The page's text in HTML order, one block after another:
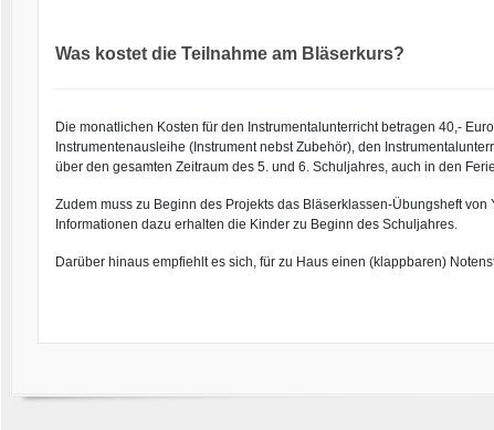
Was kostet die Teilnahme am Bläserkurs?
Die monatlichen Kosten für den Instrumentalunterricht betragen 40,-
Instrumentenausleihe (Instrument nebst Zubehör), den
über den gesamten Zeitraum des 5. und 6. Schuljahres, auch in den
Zudem muss zu Beginn des Projekts das Bläserklassen-Übungsheft
Informationen dazu erhalten die Kinder zu Beginn des Schuljahres.
Darüber hinaus empfiehlt es sich, für zu Haus einen (klappbaren)